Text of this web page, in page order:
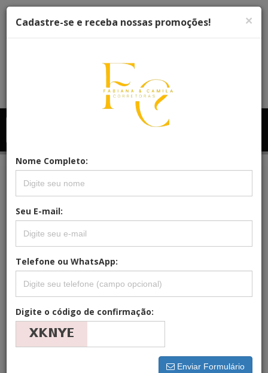
REFERÊNCIA: CAP338
CASA, RESIDENCIAL PARA VENDA,
CENTRO, BALNEÁRIO ARROIO DO
SILVA
×
Cadastre-se e receba nossas promoções!
Nome Completo:
Seu E-mail:
Telefone ou WhatsApp:
Digite o código de confirmação:
Enviar Formulário